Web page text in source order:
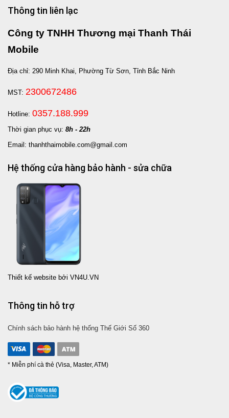
Thông tin liên lạc
Công ty TNHH Thương mại Thanh Thái
Mobile
Địa chỉ: 290 Minh Khai, Phường Từ Sơn, Tỉnh Bắc Ninh
MST: 2300672486
Hotline: 0357.188.999
Thời gian phục vụ: 8h - 22h
Email: thanhthaimobile.com@gmail.com
Hệ thống cửa hàng bảo hành - sửa chữa
Thiết kế website bởi VN4U.VN
Thông tin hỗ trợ
Chính sách bảo hành hệ thống Thế Giới Số 360
* Miễn phí cà thẻ (Visa, Master, ATM)